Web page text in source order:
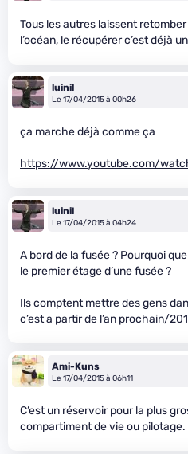
Tous les autres laissent
l’océan, le récupérer c’est déjà
luinil
Le 17/04/2015 à 00h26
ça marche déjà comme ça
https://www.youtube.com/
luinil
Le 17/04/2015 à 04h24
A bord de la fusée ? Pourquoi
le premier étage d’une fusée ?
Ils comptent mettre des gens
c’est a partir de l’an prochain/
Ami-Kuns
Le 17/04/2015 à 06h11
C’est un réservoir pour la plus
compartiment de vie ou pilotage.